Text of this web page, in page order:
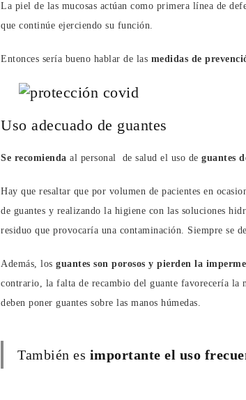
La piel de las mucosas actúan como primera línea de
que continúe ejerciendo su función.
Entonces sería bueno hablar de las medidas de
Uso adecuado de guantes
Se recomienda al personal de salud el uso de guantes
Hay que resaltar que por volumen de pacientes en
de guantes y realizando la higiene con las soluciones
residuo que provocaría una contaminación. Siempre se
Además, los guantes son porosos y pierden la
contrario, la falta de recambio del guante favorecería la
deben poner guantes sobre las manos húmedas.
También es importante el uso